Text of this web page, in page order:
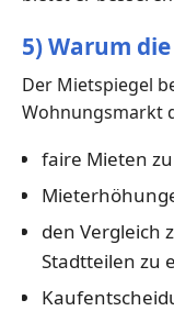
5) Warum
Der Mietspiegel
Wohnungsmarkt
faire Mieten
den Vergleich
Stadtteilen zu